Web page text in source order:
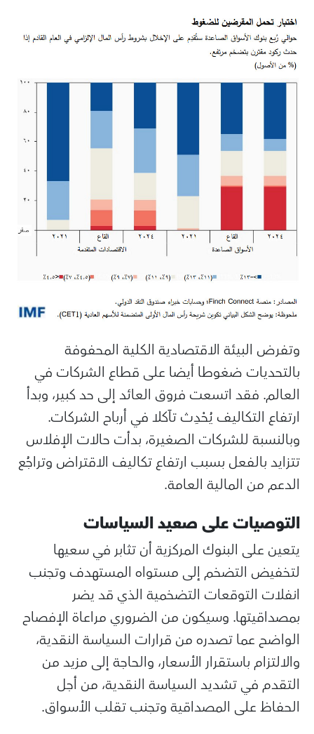
وتفرض البيئة الاقتصادية الكلية المحفوفة
بالتحديات ضغوطا أيضا على قطاع الشركات في
العالم. فقد اتسعت فروق العائد إلى حد كبير، وبدأ
ارتفاع التكاليف يُحْدِث تآكلا في أرباح الشركات.
وبالنسبة للشركات الصغيرة، بدأت حالات الإفلاس
تتزايد بالفعل بسبب ارتفاع تكاليف الاقتراض وتراجُع
الدعم من المالية العامة.
التوصيات على صعيد السياسات
يتعين على البنوك المركزية أن تثابر في سعيها
لتخفيض التضخم إلى مستواه المستهدف وتجنب
انفلات التوقعات التضخمية الذي قد يضر
بمصداقيتها. وسيكون من الضروري مراعاة الإفصاح
الواضح عما تصدره من قرارات السياسة النقدية،
والالتزام باستقرار الأسعار، والحاجة إلى مزيد من
التقدم في تشديد السياسة النقدية، من أجل
الحفاظ على المصداقية وتجنب تقلب الأسواق.